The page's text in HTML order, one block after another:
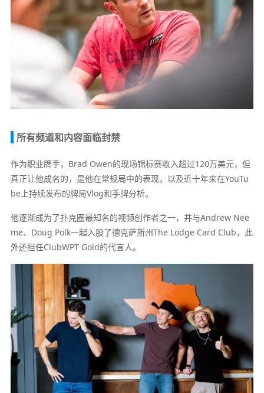
所有频道和内容面临封禁
作为职业牌手，Brad Owen的现场锦标赛收入超过120万美元，但
真正让他成名的，是他在常规局中的表现，以及近十年来在YouTu
be上持续发布的牌局Vlog和手牌分析。
他逐渐成为了扑克圈最知名的视频创作者之一，并与Andrew Nee
me、Doug Polk一起入股了德克萨斯州The Lodge Card Club，此
外还担任ClubWPT Gold的代言人。